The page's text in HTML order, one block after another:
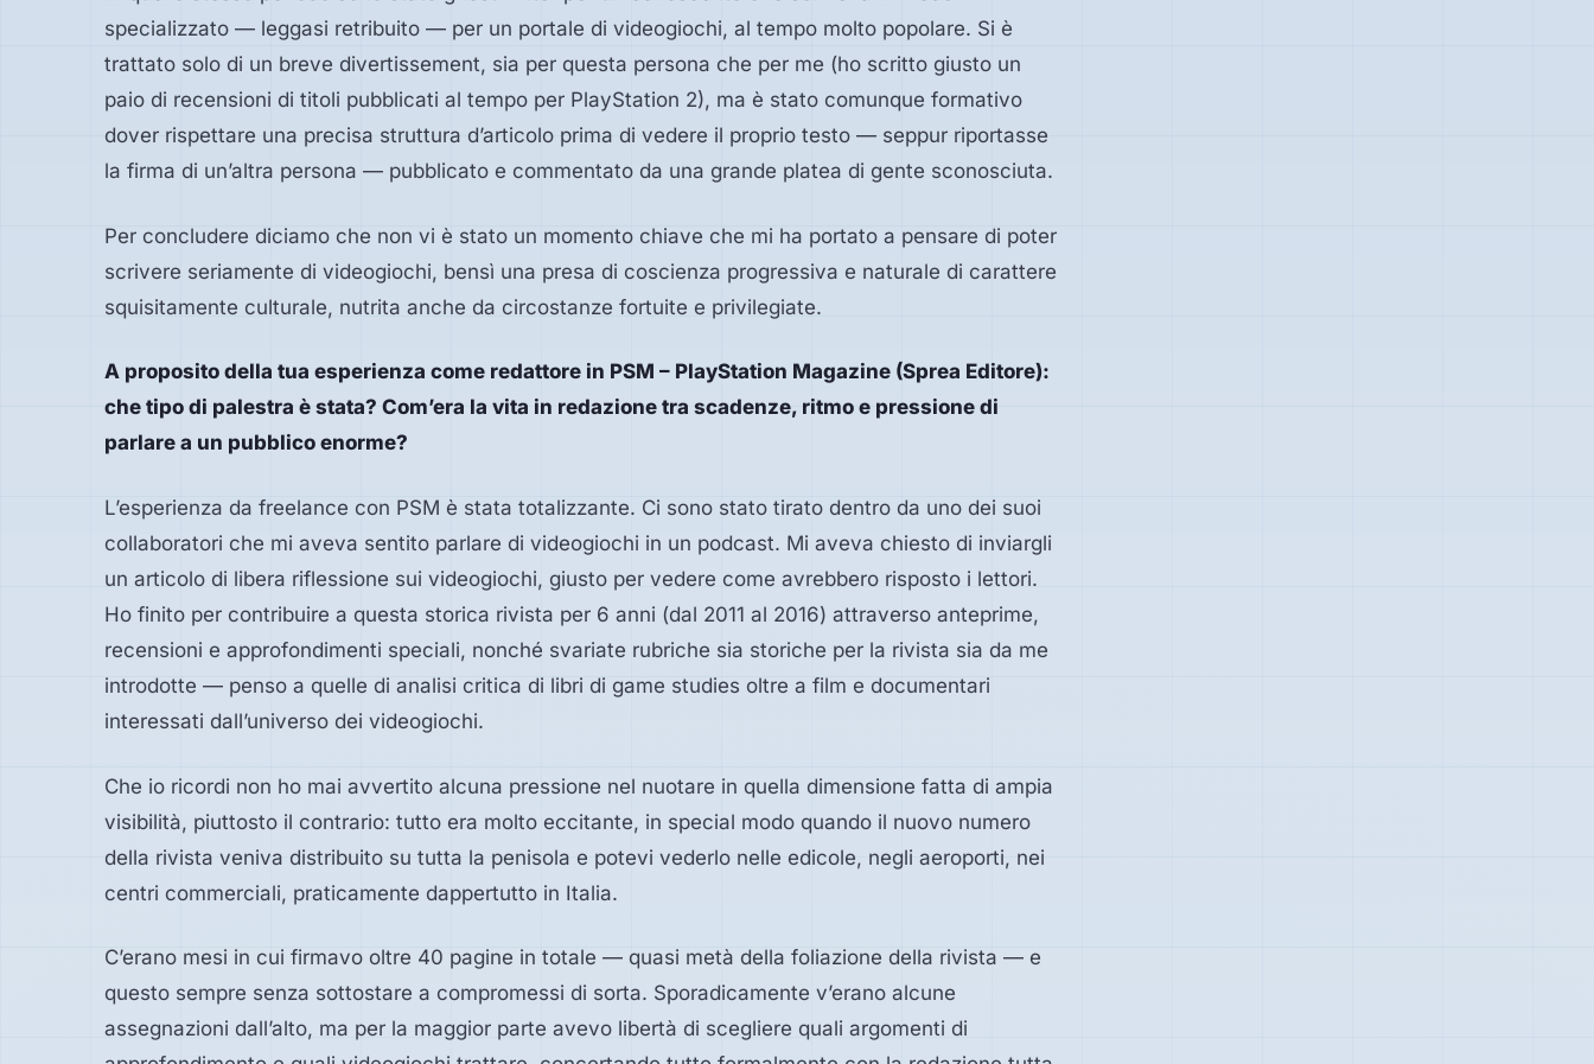
specializzato — leggasi retribuito — per un portale di videogiochi, al tempo molto popolare. Si è
trattato solo di un breve divertissement, sia per questa persona che per me (ho scritto giusto un
paio di recensioni di titoli pubblicati al tempo per PlayStation 2), ma è stato comunque formativo
dover rispettare una precisa struttura d’articolo prima di vedere il proprio testo — seppur riportasse
la firma di un’altra persona — pubblicato e commentato da una grande platea di gente sconosciuta.
Per concludere diciamo che non vi è stato un momento chiave che mi ha portato a pensare di poter
scrivere seriamente di videogiochi, bensì una presa di coscienza progressiva e naturale di carattere
squisitamente culturale, nutrita anche da circostanze fortuite e privilegiate.
A proposito della tua esperienza come redattore in PSM – PlayStation Magazine (Sprea Editore):
che tipo di palestra è stata? Com’era la vita in redazione tra scadenze, ritmo e pressione di
parlare a un pubblico enorme?
L’esperienza da freelance con PSM è stata totalizzante. Ci sono stato tirato dentro da uno dei suoi
collaboratori che mi aveva sentito parlare di videogiochi in un podcast. Mi aveva chiesto di inviargli
un articolo di libera riflessione sui videogiochi, giusto per vedere come avrebbero risposto i lettori.
Ho finito per contribuire a questa storica rivista per 6 anni (dal 2011 al 2016) attraverso anteprime,
recensioni e approfondimenti speciali, nonché svariate rubriche sia storiche per la rivista sia da me
introdotte — penso a quelle di analisi critica di libri di game studies oltre a film e documentari
interessati dall’universo dei videogiochi.
Che io ricordi non ho mai avvertito alcuna pressione nel nuotare in quella dimensione fatta di ampia
visibilità, piuttosto il contrario: tutto era molto eccitante, in special modo quando il nuovo numero
della rivista veniva distribuito su tutta la penisola e potevi vederlo nelle edicole, negli aeroporti, nei
centri commerciali, praticamente dappertutto in Italia.
C’erano mesi in cui firmavo oltre 40 pagine in totale — quasi metà della foliazione della rivista — e
questo sempre senza sottostare a compromessi di sorta. Sporadicamente v’erano alcune
assegnazioni dall’alto, ma per la maggior parte avevo libertà di scegliere quali argomenti di